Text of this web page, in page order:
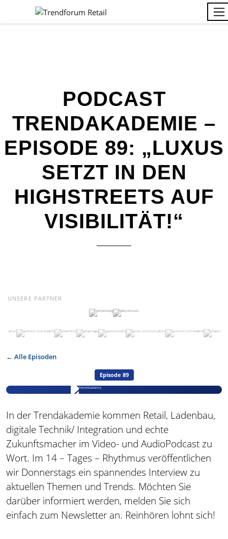
PODCAST
TRENDAKADEMIE –
EPISODE 89: „LUXUS
SETZT IN DEN
HIGHSTREETS AUF
VISIBILITÄT!“
UNSERE PARTNER
← Alle Episoden
Episode 89
In der Trendakademie kommen Retail, Ladenbau,
digitale Technik/ Integration und echte
Zukunftsmacher im Video- und AudioPodcast zu
Wort. Im 14 – Tages – Rhythmus veröffentlichen
wir Donnerstags ein spannendes Interview zu
aktuellen Themen und Trends. Möchten Sie
darüber informiert werden, melden Sie sich
einfach zum Newsletter an. Reinhören lohnt sich!